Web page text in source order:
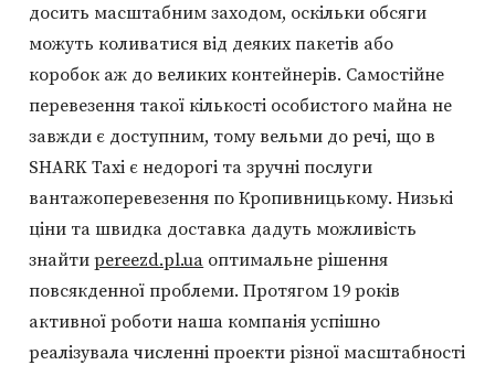
досить масштабним заходом, оскільки обсяги
можуть коливатися від деяких пакетів або
коробок аж до великих контейнерів. Самостійне
перевезення такої кількості особистого майна не
завжди є доступним, тому вельми до речі, що в
SHARK Taxi є недорогі та зручні послуги
вантажоперевезення по Кропивницькому. Низькі
ціни та швидка доставка дадуть можливість
знайтиpereezd.pl.ua оптимальне рішення
повсякденної проблеми. Протягом 19 років
активної роботи наша компанія успішно
реалізувала численні проекти різної масштабності